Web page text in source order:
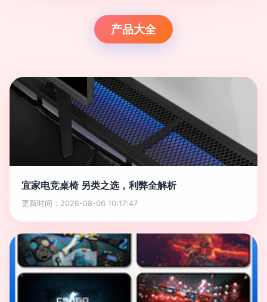
产品大全
宜家电竞桌椅 另类之选，利弊全解析
更新时间：2026-08-06 10:17:47